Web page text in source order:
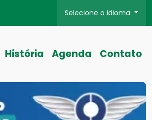
Selecione o idioma
História Agenda Contato